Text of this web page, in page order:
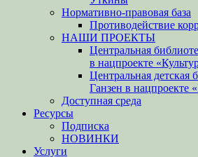
Нормативно-правовая база
Противодействие
НАШИ ПРОЕКТЫ
Центральная
в нацпроекте
Центральная
Ганзен в нацпроекте
Доступная среда
Ресурсы
Подписка
НОВИНКИ
Услуги